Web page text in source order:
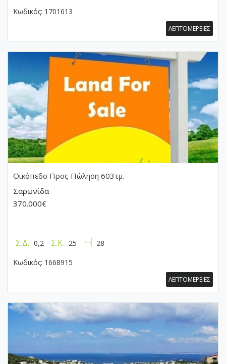
Κωδικός: 1701613
ΛΕΠΤΟΜΕΡΕΙΕΣ
Οικόπεδο Προς Πώληση 603τμ.
Σαρωνίδα
370.000€
Σ.Δ. 0,2 Σ.Κ. 25
28
Κωδικός: 1668915
ΛΕΠΤΟΜΕΡΕΙΕΣ